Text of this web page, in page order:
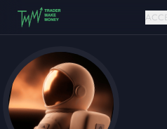
Contáctanos